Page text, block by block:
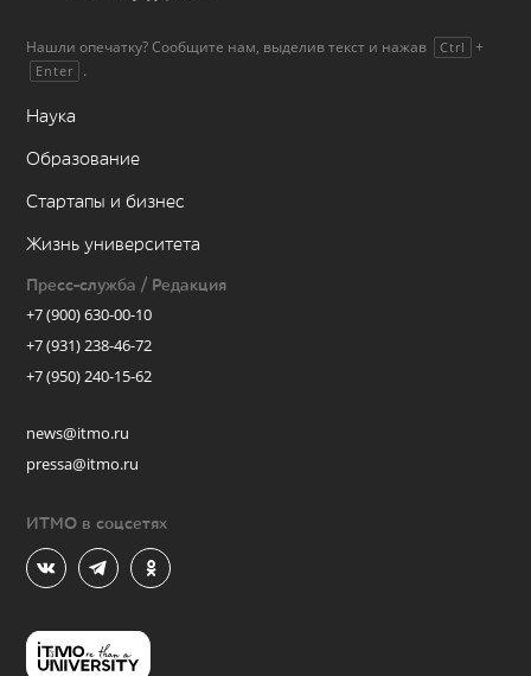
Нашли опечатку? Сообщите нам, выделив текст и нажав Ctrl +
Enter .
Наука
Образование
Стартапы и бизнес
Жизнь университета
Пресс-служба / Редакция
+7 (900) 630-00-10
+7 (931) 238-46-72
+7 (950) 240-15-62
news@itmo.ru
pressa@itmo.ru
ИТМО в соцсетях